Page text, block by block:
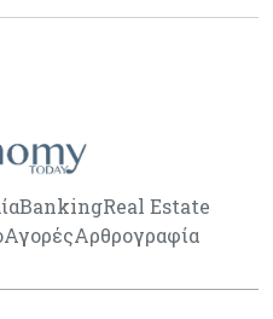
BankingReal Estate
ΑγορέςΑρθρογραφία